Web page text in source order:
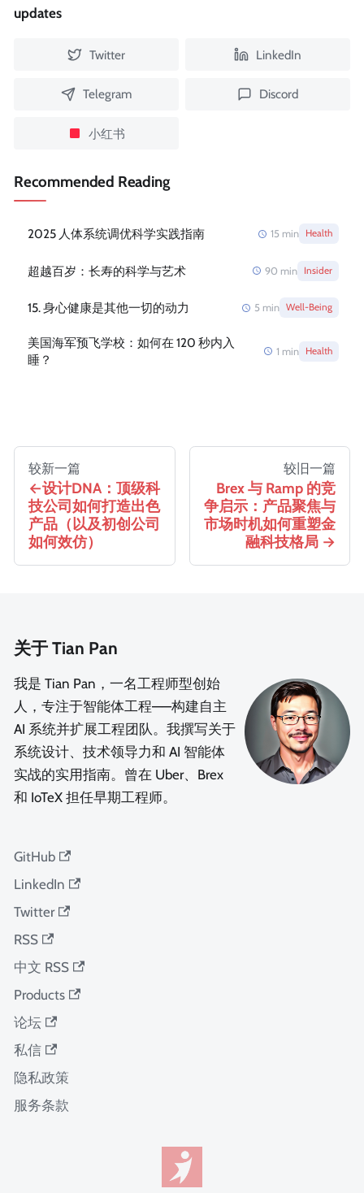
updates
Twitter LinkedIn
Telegram Discord
小红书
Recommended Reading
2025 人体系统调优科学实践指南 15 min Health
超越百岁：长寿的科学与艺术 90 min Insider
15. 身心健康是其他一切的动力 5 min Well-Being
美国海军预飞学校：如何在 120 秒内入
睡？
1 min Health
较新一篇
设计DNA：顶级科
技公司如何打造出色
产品（以及初创公司
如何效仿）
较旧一篇
Brex 与 Ramp 的竞
争启示：产品聚焦与
市场时机如何重塑金
融科技格局
关于 Tian Pan
我是 Tian Pan，一名工程师型创始
人，专注于智能体工程——构建自主
AI 系统并扩展工程团队。我撰写关于
系统设计、技术领导力和 AI 智能体
实战的实用指南。曾在 Uber、Brex
和 IoTeX 担任早期工程师。
GitHub
LinkedIn
Twitter
RSS
中文 RSS
Products
论坛
私信
隐私政策
服务条款